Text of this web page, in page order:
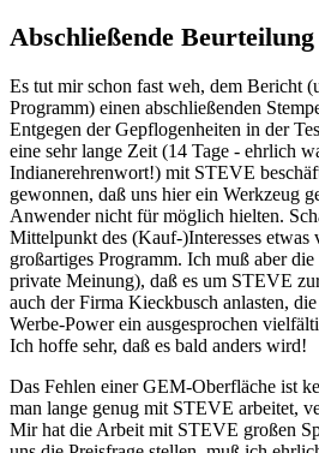
Abschließende Beurteilung
Es tut mir schon fast weh, dem Bericht
Programm) einen abschließenden
Entgegen der Gepflogenheiten in der
eine sehr lange Zeit (14 Tage - ehrlich
Indianerehrenwort!) mit STEVE
gewonnen, daß uns hier ein Werkzeug
Anwender nicht für möglich hielten.
Mittelpunkt des (Kauf-)Interesses etwas
großartiges Programm. Ich muß aber
private Meinung), daß es um STEVE
auch der Firma Kieckbusch anlasten,
Werbe-Power ein ausgesprochen
Ich hoffe sehr, daß es bald anders wird!
Das Fehlen einer GEM-Oberfläche ist
man lange genug mit STEVE arbeitet,
Mir hat die Arbeit mit STEVE großen